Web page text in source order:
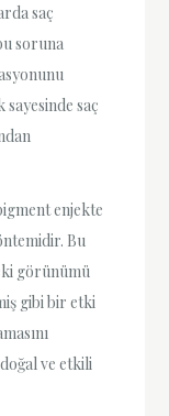
saç
soruna
saç
enjekte
Bu
görünümü
gibi bir etki
ve etkili